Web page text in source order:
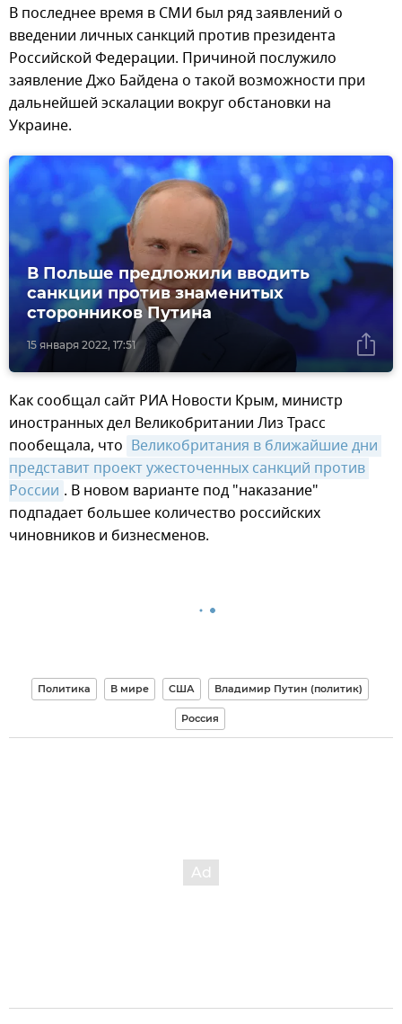
В последнее время в СМИ был ряд заявлений о
введении личных санкций против президента
Российской Федерации. Причиной послужило
заявление Джо Байдена о такой возможности при
дальнейшей эскалации вокруг обстановки на
Украине.
15 января 2022, 17:51
В Польше предложили вводить
санкции против знаменитых
сторонников Путина
Как сообщал сайт РИА Новости Крым, министр
иностранных дел Великобритании Лиз Трасс
пообещала, что Великобритания в ближайшие дни
представит проект ужесточенных санкций против
России . В новом варианте под "наказание"
подпадает большее количество российских
чиновников и бизнесменов.
Политика В мире США Владимир Путин (политик)
Россия